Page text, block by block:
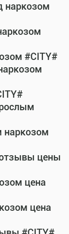
наркозом
#CITY#
наркозом
цены
цена
цена